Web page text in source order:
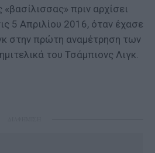
πριν αρχίσει
5 Απριλίου 2016, όταν έχασε
στην πρώτη αναμέτρηση των
του Τσάμπιονς Λιγκ.